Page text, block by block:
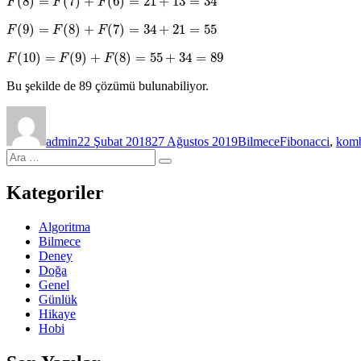
F(9) = F(8) + F(7) = 34 + 21 = 55
F(10) = F(9) + F(8) = 55 + 34 = 89
Bu şekilde de 89 çözümü bulunabiliyor.
admin22 Şubat 201827 Ağustos 2019BilmeceFibonacci,
Ara:
Ara
Kategoriler
Algoritma
Bilmece
Deney
Doğa
Genel
Günlük
Hikaye
Hobi